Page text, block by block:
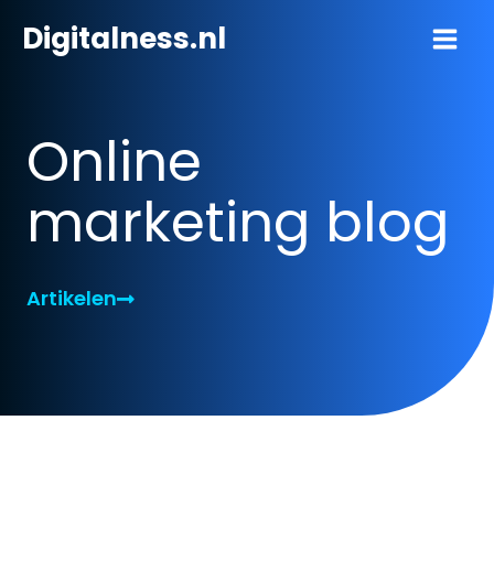
naarDigitalness.nl
Online
marketing blog
Artikelen